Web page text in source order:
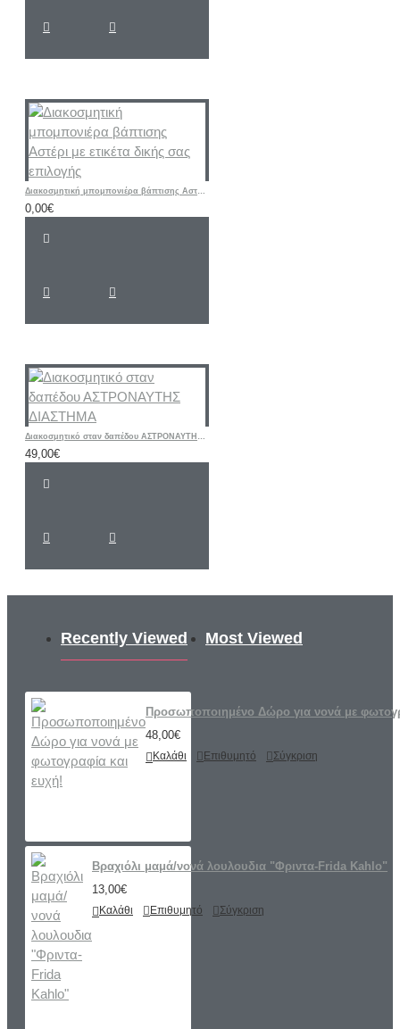
Διακοσμητική μπομπονιέρα βάπτισης Αστέρι με ετικέτα δικής σας επιλογής
0,00€
Διακοσμητικό σταν δαπέδου ΑΣΤΡΟΝΑΥΤΗΣ ΔΙΑΣΤΗΜΑ
49,00€
Recently Viewed Most Viewed
Προσωποποιημένο Δώρο για νονά με
48,00€
Καλάθι Επιθυμητό Σύγκριση
Βραχιόλι μαμά/νονά λουλουδια "Φριντα-Frida Kahlo"
13,00€
Καλάθι Επιθυμητό Σύγκριση